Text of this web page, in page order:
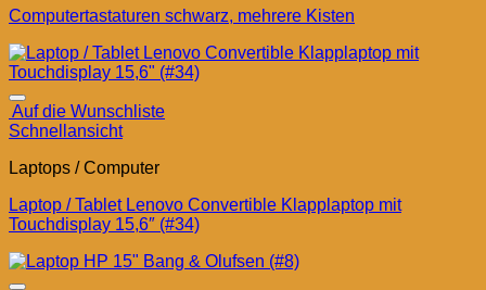
Computertastaturen schwarz, mehrere Kisten
Auf die Wunschliste
Schnellansicht
Laptops / Computer
Laptop / Tablet Lenovo Convertible Klapplaptop mit
Touchdisplay 15,6″ (#34)